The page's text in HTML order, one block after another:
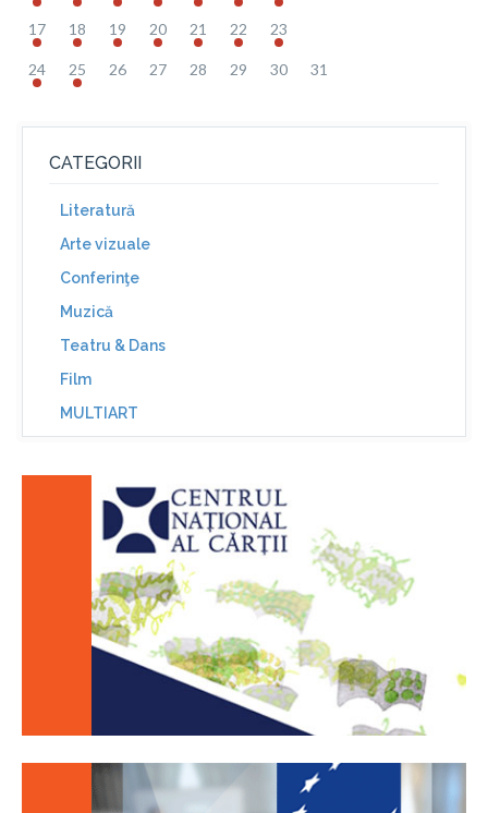
17 18 19 20 21 22 23
24 25 26 27 28 29 30 31
CATEGORII
Literatură
Arte vizuale
Conferinţe
Muzică
Teatru & Dans
Film
MULTIART